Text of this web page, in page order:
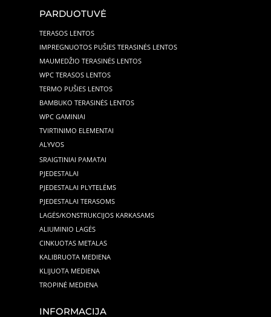
PARDUOTUVĖ
TERASOS LENTOS
IMPREGNUOTOS PUŠIES TERASINĖS LENTOS
MAUMEDŽIO TERASINĖS LENTOS
WPC TERASOS LENTOS
TERMO PUŠIES LENTOS
BAMBUKO TERASINĖS LENTOS
WPC GAMINIAI
TVIRTINIMO ELEMENTAI
ALYVOS
SRAIGTINIAI PAMATAI
PJEDESTALAI
PJEDESTALAI PLYTELĖMS
PJEDESTALAI TERASOMS
LAGĖS/KONSTRUKCIJOS KARKASAMS
ALIUMINIO LAGĖS
CINKUOTAS METALAS
KALIBRUOTA MEDIENA
KLIJUOTA MEDIENA
TROPINĖ MEDIENA
INFORMACIJA